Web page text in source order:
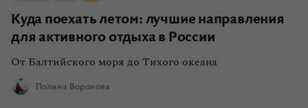
Куда поехать летом: лучшие направления
для активного отдыха в России
От Балтийского моря до Тихого океана
Полина Воронова